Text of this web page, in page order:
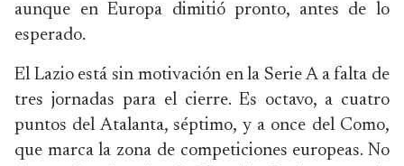
aunque en Europa dimitió pronto, antes de lo
esperado.
El Lazio está sin motivación en la Serie A a falta de
tres jornadas para el cierre. Es octavo, a cuatro
puntos del Atalanta, séptimo, y a once del Como,
que marca la zona de competiciones europeas. No